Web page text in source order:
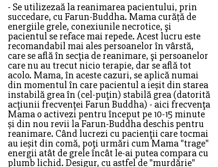
- Se utilizezaă la reanimarea pacientului, prin
succedare, cu Farun-Buddha. Mama curăță de
energiile grele, conexiunile necrotice, şi
pacientul se reface mai repede. Acest lucru este
recomandabil mai ales persoanelor în vârstă,
care se află în secţia de reanimare, şi persoanelor
care nu au trecut nicio terapie, dar se află tot
acolo. Mama, în aceste cazuri, se aplică numai
din momentul în care pacientul a ieșit din starea
instabilă grea în (cel-puţin) stabilă grea (datorită
acţiunii frecvenţei Farun Buddha) - aici frecvenţa
Mama o activezi pentru început pe 10-15 minute
și din nou revii la Farun-Buddha deschis pentru
reanimare. Când lucrezi cu pacienţii care tocmai
au ieșit din comă, poţi urmări cum Mama "trage"
energii atât de grele încât le-ai putea compara cu
plumb lichid. Desigur, cu astfel de "murdărie"